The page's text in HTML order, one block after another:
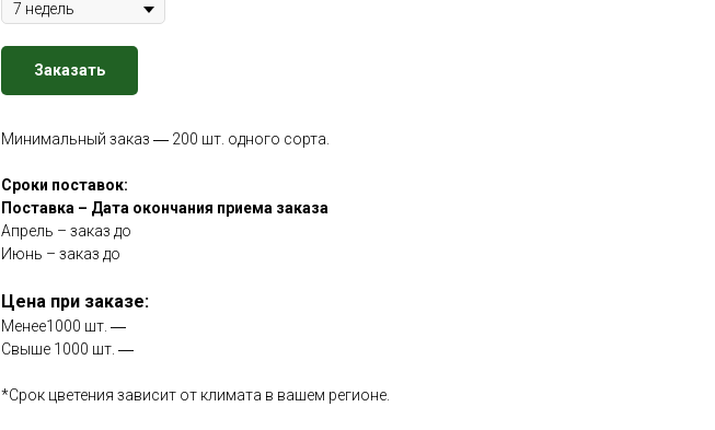
Заказать
Минимальный заказ ― 200 шт. одного сорта.
Сроки поставок:
Поставка – Дата окончания приема заказа
Апрель – заказ до
Июнь – заказ до
Цена при заказе:
Менее1000 шт. ―
Свыше 1000 шт. ―
*Срок цветения зависит от климата в вашем регионе.